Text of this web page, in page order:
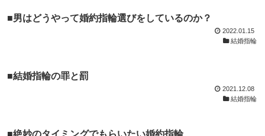
■男はどうやって婚約指輪選びをしているのか？
2022.01.15
結婚指輪
■結婚指輪の罪と罰
2021.12.08
結婚指輪
■絶妙のタイミングでもらいたい婚約指輪